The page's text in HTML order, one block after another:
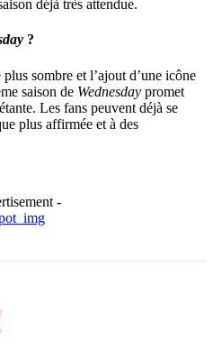
déjà très attendue.
?
sombre et l’ajout d’une icône
saison de Wednesday promet
Les fans peuvent déjà se
plus affirmée et à des
-